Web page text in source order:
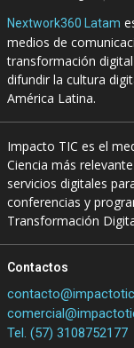
Nextwork360 Latam
medios de
transformación
difundir la cultura
América Latina.
Impacto TIC es el
Ciencia más
servicios digitales
conferencias y
Transformación
Contactos
Tel. (57) 3108752177